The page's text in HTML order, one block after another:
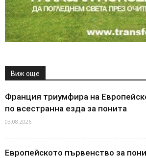
Виж още
Франция триумфира на
по всестранна езда за понита
03.08.2026
Европейското първенство за